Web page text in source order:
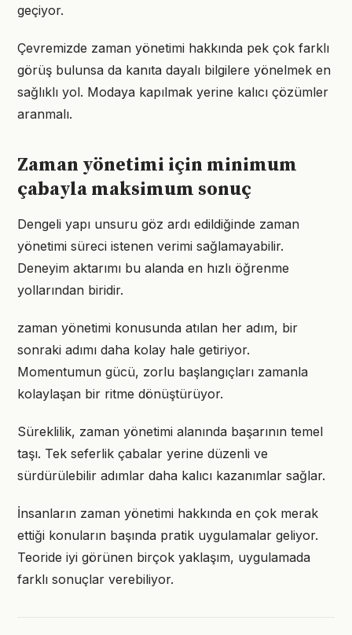
geçiyor.
Çevremizde zaman yönetimi hakkında pek çok farklı
görüş bulunsa da kanıta dayalı bilgilere yönelmek en
sağlıklı yol. Modaya kapılmak yerine kalıcı çözümler
aranmalı.
Zaman yönetimi için minimum
çabayla maksimum sonuç
Dengeli yapı unsuru göz ardı edildiğinde zaman
yönetimi süreci istenen verimi sağlamayabilir.
Deneyim aktarımı bu alanda en hızlı öğrenme
yollarından biridir.
zaman yönetimi konusunda atılan her adım, bir
sonraki adımı daha kolay hale getiriyor.
Momentumun gücü, zorlu başlangıçları zamanla
kolaylaşan bir ritme dönüştürüyor.
Süreklilik, zaman yönetimi alanında başarının temel
taşı. Tek seferlik çabalar yerine düzenli ve
sürdürülebilir adımlar daha kalıcı kazanımlar sağlar.
İnsanların zaman yönetimi hakkında en çok merak
ettiği konuların başında pratik uygulamalar geliyor.
Teoride iyi görünen birçok yaklaşım, uygulamada
farklı sonuçlar verebiliyor.